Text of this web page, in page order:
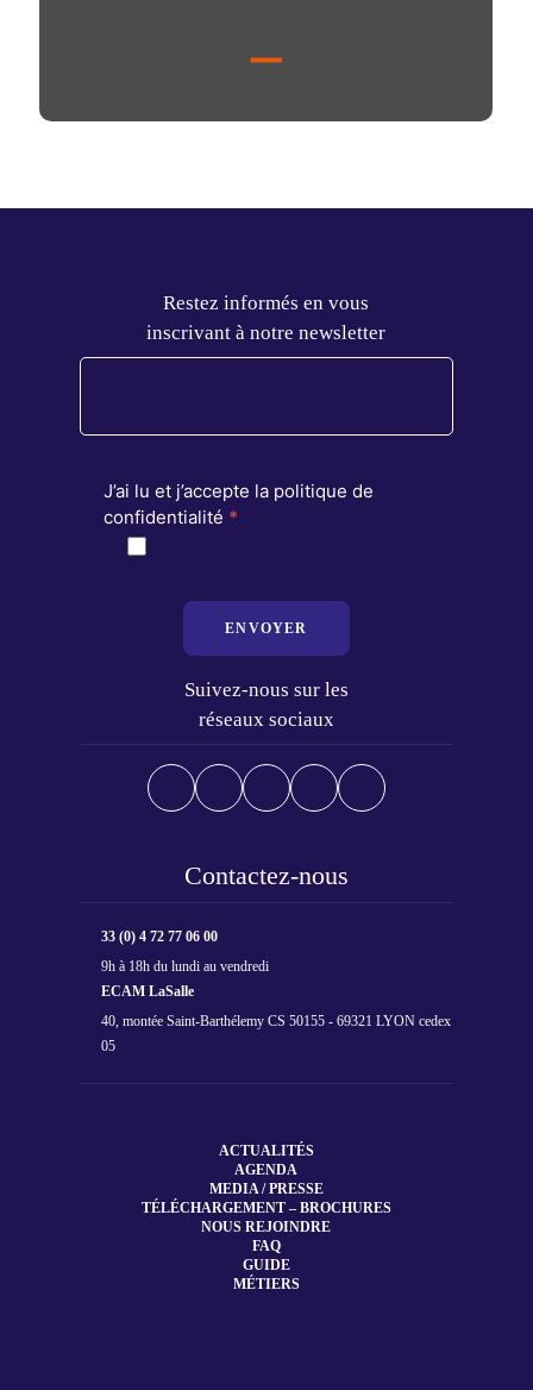
Restez informés en vous
inscrivant à notre newsletter
J’ai lu et j’accepte la politique de
confidentialité *
ENVOYER
Suivez-nous sur les
réseaux sociaux
Contactez-nous
33 (0) 4 72 77 06 00
9h à 18h du lundi au vendredi
ECAM LaSalle
40, montée Saint-Barthélemy CS 50155 - 69321 LYON cedex
05
ACTUALITÉS
AGENDA
MEDIA / PRESSE
TÉLÉCHARGEMENT – BROCHURES
NOUS REJOINDRE
FAQ
GUIDE
MÉTIERS